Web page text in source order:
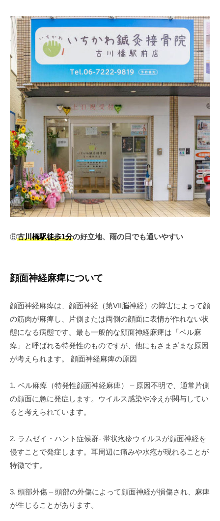
⑥古川橋駅徒歩1分の好立地、雨の日でも通いやすい
顔面神経麻痺について
顔面神経麻痺は、顔面神経（第VII脳神経）の障害によって顔
の筋肉が麻痺し、片側または両側の顔面に表情が作れない状
態になる病態です。最も一般的な顔面神経麻痺は「ベル麻
痺」と呼ばれる特発性のものですが、他にもさまざまな原因
が考えられます。 顔面神経麻痺の原因
1. ベル麻痺（特発性顔面神経麻痺） – 原因不明で、通常片側
の顔面に急に発症します。ウイルス感染や冷えが関与してい
ると考えられています。
2. ラムゼイ・ハント症候群- 帯状疱疹ウイルスが顔面神経を
侵すことで発症します。耳周辺に痛みや水疱が現れることが
特徴です。
3. 頭部外傷 – 頭部の外傷によって顔面神経が損傷され、麻痺
が生じることがあります。